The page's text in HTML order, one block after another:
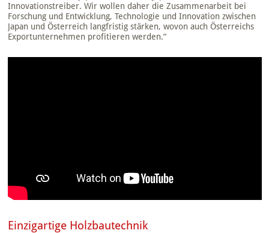
Innovationstreiber. Wir wollen daher die Zusammenarbeit bei
Forschung und Entwicklung, Technologie und Innovation zwischen
Japan und Österreich langfristig stärken, wovon auch Österreichs
Exportunternehmen profitieren werden.“
Einzigartige Holzbautechnik